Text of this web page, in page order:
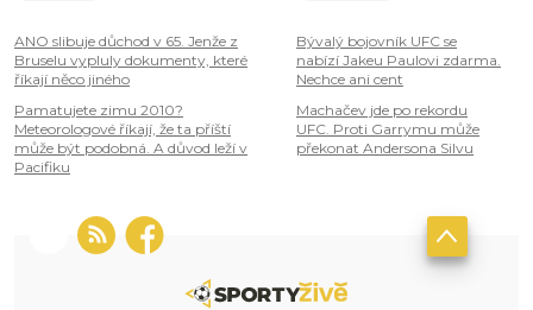
ANO slibuje důchod v 65. Jenže z
Bruselu vypluly dokumenty, které
říkají něco jiného
Pamatujete zimu 2010?
Meteorologové říkají, že ta příští
může být podobná. A důvod leží v
Pacifiku
Bývalý bojovník UFC se
nabízí Jakeu Paulovi zdarma.
Nechce ani cent
Machačev jde po rekordu
UFC. Proti Garrymu může
překonat Andersona Silvu